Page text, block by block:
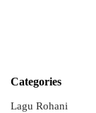
Categories
Lagu Rohani